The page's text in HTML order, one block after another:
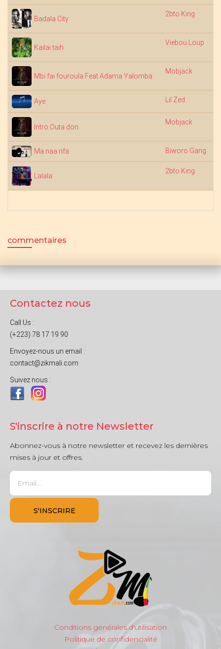
Badala City
2bto King
Kailai taih
Viebou Loup
Mbi fai fouroula Feat Adama Yalomba
Mobjack
Aye Lil Zed
Intro Outa don
Mobjack
Ma naa nfa Biworo Gang
Lalala
2bto King
commentaires
Contactez nous
Call Us :
(+223) 78 17 19 90
Envoyez-nous un email :
contact@zikmali.com
Suivez nous :
S'inscrire à notre Newsletter
Abonnez-vous à notre newsletter et recevez les dernières
mises à jour et offres.
Conditions générales d'utilisation
Politique de confidencialité